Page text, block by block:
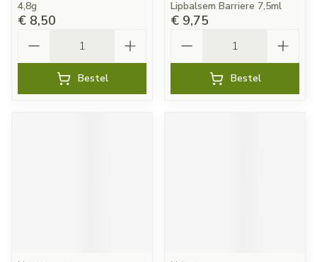
4,8g
€ 8,50
Bestel
Lipbalsem Barriere 7,5ml
€ 9,75
Bestel